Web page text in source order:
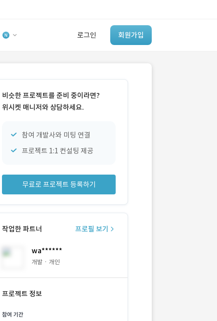
로그인 회원가입
‘이런 거’ 만들어본
개발 회사 있어?
비슷한 프로젝트를 준비 중이라면?
위시켓 매니저와 상담하세요.
참여 개발사와 미팅 연결
프로젝트 1:1 컨설팅 제공
무료로 프로젝트 등록하기
작업한 파트너 프로필 보기
wa******
개발 · 개인
프로젝트 정보
참여 기간